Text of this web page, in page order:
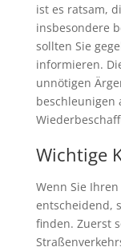
ist es ratsam,
insbesondere
sollten Sie
informieren.
unnötigen
beschleunigen
Wichtige
Wenn Sie
entscheidend,
finden. Zuerst